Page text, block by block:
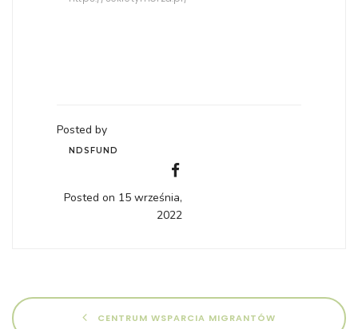
Posted by
NDSFUND
Posted on 15 września,
2022
CENTRUM WSPARCIA MIGRANTÓW